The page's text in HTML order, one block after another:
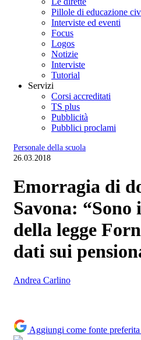
Pillole di educazione
Interviste ed eventi
Focus
Logos
Notizie
Interviste
Tutorial
Servizi
Corsi accreditati
TS plus
Pubblicità
Pubblici proclami
Personale della scuola
26.03.2018
Emorragia di
Savona:
della legge
dati sui
Andrea Carlino
Aggiungi come fonte